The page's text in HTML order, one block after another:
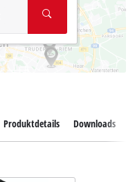
Produktdetails Downloads